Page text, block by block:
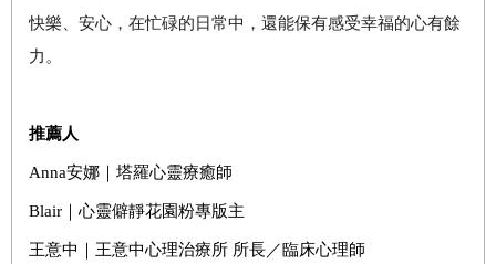
快樂、安心，在忙碌的日常中，還能保有感受幸福的心有餘
力。
推薦人
Anna安娜｜塔羅心靈療癒師
Blair ｜心靈僻靜花園粉專版主
王意中｜王意中心理治療所 所長／臨床心理師